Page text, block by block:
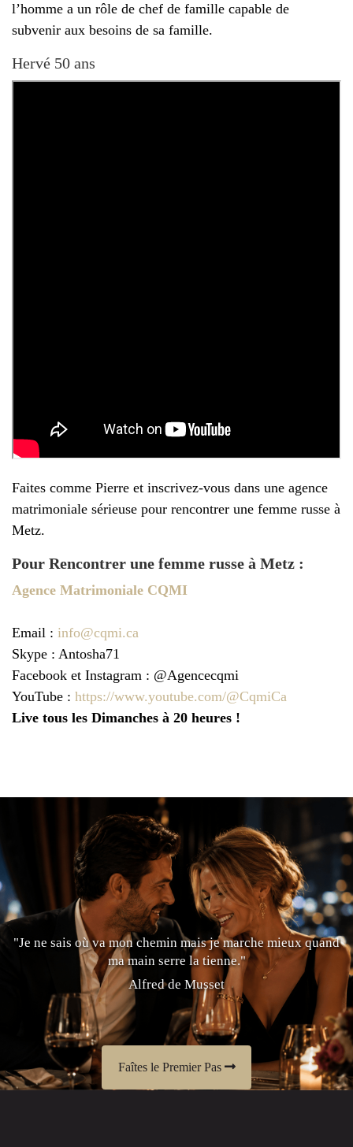
l’homme a un rôle de chef de famille capable de
subvenir aux besoins de sa famille.
Hervé 50 ans
Faites comme Pierre et inscrivez-vous dans une agence
matrimoniale sérieuse pour rencontrer une femme russe à
Metz.
Pour Rencontrer une femme russe à Metz :
Agence Matrimoniale CQMI
Email : info@cqmi.ca
Skype : Antosha71
Facebook et Instagram : @Agencecqmi
YouTube : https://www.youtube.com/@CqmiCa
Live tous les Dimanches à 20 heures !
"Je ne sais où va mon chemin mais je marche mieux quand
ma main serre la tienne."
Alfred de Musset
Faîtes le Premier Pas